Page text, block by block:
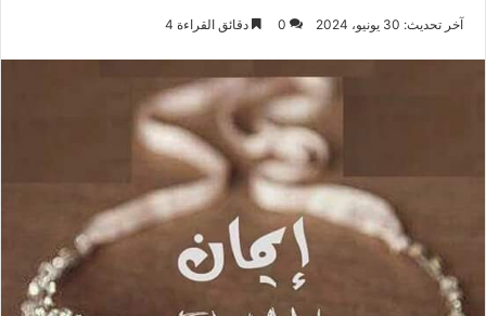
آخر تحديث: 30 يونيو، 2024 0 دقائق القراءة 4